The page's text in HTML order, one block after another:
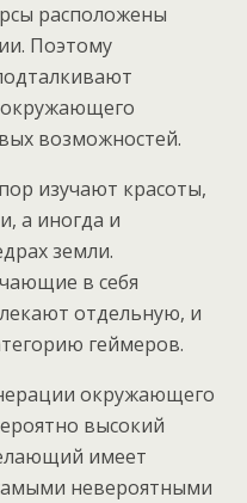
расположены
Поэтому
окружающего
возможностей.
изучают красоты,
а иногда и
земли.
в себя
отдельную, и
геймеров.
окружающего
высокий
имеет
невероятными